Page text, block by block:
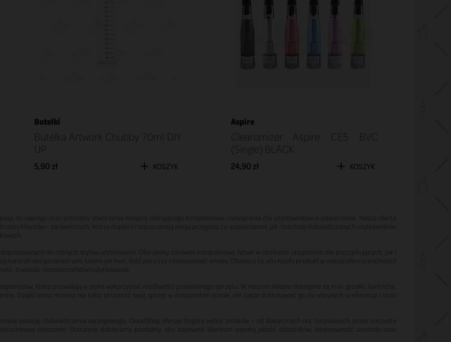
Butelki
Butelka Artwork Chubby 70ml DIY
UP
5,90 zł KOSZYK
Aspire
Clearomizer Aspire CE5 BVC
(Single) BLACK
24,90 zł KOSZYK